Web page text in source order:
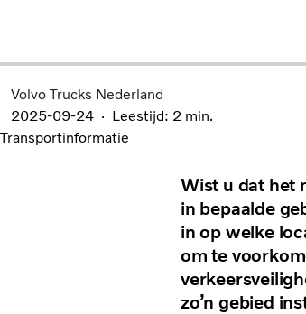
Volvo Trucks Nederland
2025-09-24
Leestijd: 2 min.
Transportinformatie
Wist u dat het
in bepaalde
in op welke
om te
zo’n gebied